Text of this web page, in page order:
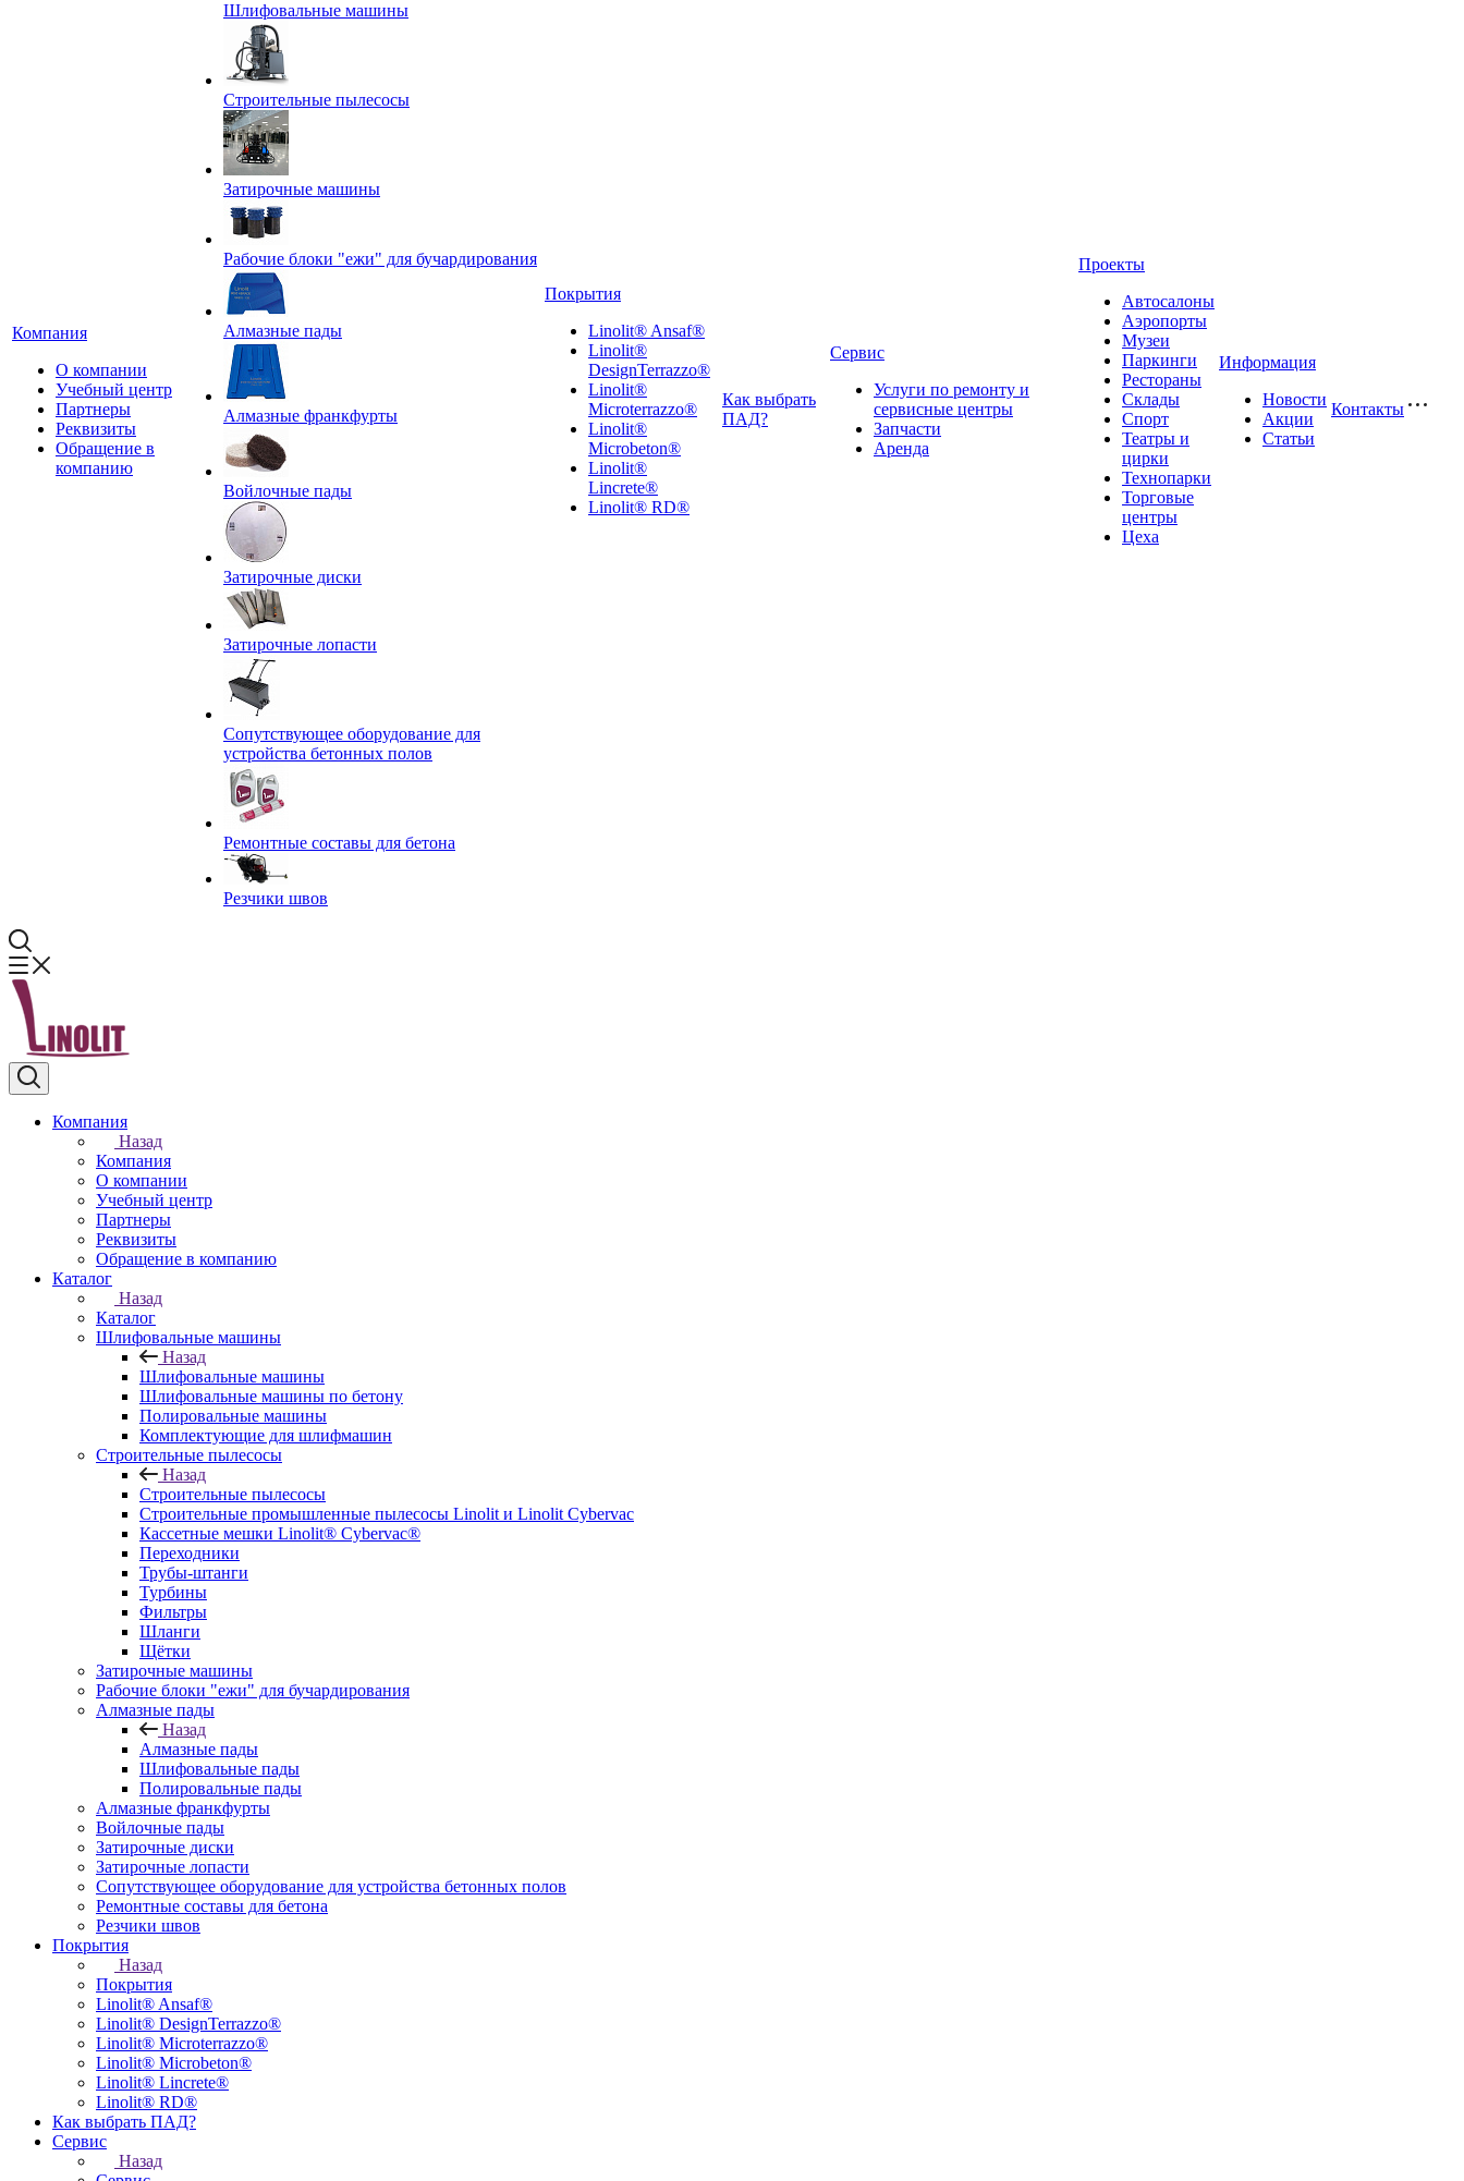
Компания
О компании
Учебный центр
Партнеры
Реквизиты
Обращение в
компанию
Шлифовальные машины
Строительные пылесосы
Затирочные машины
Рабочие блоки "ежи" для бучардирования
Алмазные пады
Алмазные франкфурты
Войлочные пады
Затирочные диски
Затирочные лопасти
Сопутствующее оборудование для
устройства бетонных полов
Ремонтные составы для бетона
Резчики швов
Покрытия
Linolit® Ansaf®
Linolit®
DesignTerrazzo®
Linolit®
Microterrazzo®
Linolit®
Microbeton®
Linolit®
Lincrete®
Linolit® RD®
Как выбрать
ПАД?
Сервис
Услуги по ремонту и
сервисные центры
Запчасти
Аренда
Проекты
Автосалоны
Аэропорты
Музеи
Паркинги
Рестораны
Склады
Спорт
Театры и
цирки
Технопарки
Торговые
центры
Цеха
Информация
Новости
Акции
Статьи
Контакты
Компания
Назад
Компания
О компании
Учебный центр
Партнеры
Реквизиты
Обращение в компанию
Каталог
Назад
Каталог
Шлифовальные машины
Назад
Шлифовальные машины
Шлифовальные машины по бетону
Полировальные машины
Комплектующие для шлифмашин
Строительные пылесосы
Назад
Строительные пылесосы
Строительные промышленные пылесосы Linolit и Linolit Cybervac
Кассетные мешки Linolit® Cybervac®
Переходники
Трубы-штанги
Турбины
Фильтры
Шланги
Щётки
Затирочные машины
Рабочие блоки "ежи" для бучардирования
Алмазные пады
Назад
Алмазные пады
Шлифовальные пады
Полировальные пады
Алмазные франкфурты
Войлочные пады
Затирочные диски
Затирочные лопасти
Сопутствующее оборудование для устройства бетонных полов
Ремонтные составы для бетона
Резчики швов
Покрытия
Назад
Покрытия
Linolit® Ansaf®
Linolit® DesignTerrazzo®
Linolit® Microterrazzo®
Linolit® Microbeton®
Linolit® Lincrete®
Linolit® RD®
Как выбрать ПАД?
Сервис
Назад